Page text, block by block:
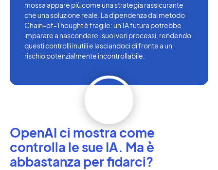
mossa appare più come una strategia rassicurante
che una soluzione reale. La dipendenza dal metodo
Chain-of-Thought è fragile: un'IA futura potrebbe
imparare a nascondere i suoi veri processi, rendendo
questi controlli inutili e lasciandoci di fronte a un
rischio potenzialmente incontrollabile.
OpenAI ci mostra come
controlla le sue IA. Ma è
abbastanza per fidarci?